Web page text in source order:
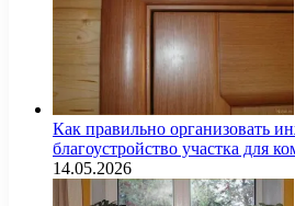
Как правильно организовать
благоустройство участка для
14.05.2026